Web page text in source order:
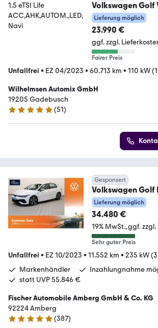
Volkswagen Golf
Lieferung möglich
23.990 €
ggf. zzgl.
Fairer Preis
Unfallfrei • EZ 04/2023 • 60.713 km • 110 kW
Wilhelmsen Automix GmbH
19205 Gadebusch
5 Sterne
(51)
Gesponsert
Volkswagen Golf
DSG LED/ACC/
Lieferung möglich
34.480 €
19% MwSt. ggf. zzgl.
Sehr guter Preis
Unfallfrei • EZ 10/2023 • 11.552 km • 235 kW
Markenhändler
Inzahlungnahme
statt UVP 55.846 €
Fischer Automobile Amberg GmbH & Co. KG
92224 Amberg
4.8 Sterne
(387)